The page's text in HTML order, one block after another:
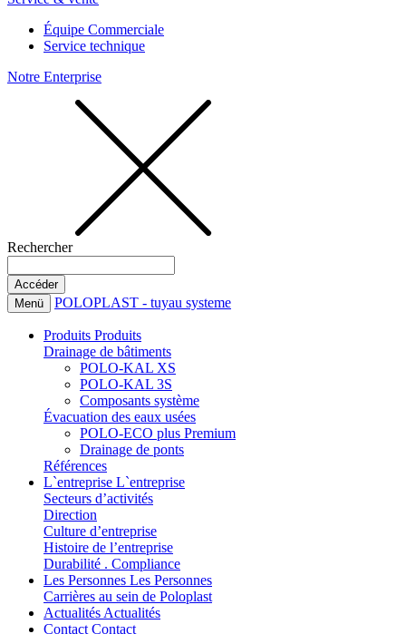
Équipe Commerciale
Service technique
Notre Enterprise
Rechercher
Menü POLOPLAST - tuyau systeme
Produits Produits
Drainage de bâtiments
POLO-KAL XS
POLO-KAL 3S
Composants système
Évacuation des eaux usées
POLO-ECO plus Premium
Drainage de ponts
Références
L`entreprise L`entreprise
Secteurs d’activités
Direction
Culture d’entreprise
Histoire de l’entreprise
Durabilité . Compliance
Les Personnes Les Personnes
Carrières au sein de Poloplast
Actualités Actualités
Contact Contact